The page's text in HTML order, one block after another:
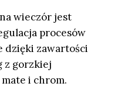
wieczór jest
procesów
dzięki zawartości
z gorzkiej
i chrom.